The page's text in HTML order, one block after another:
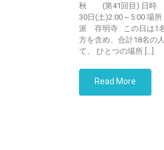
秋 (第41回目) 日時
30日(土)2:00～5:00 場
派 存明寺 この日は1
方を含め、合計18名の
て、 ひとつの場所 […]
Read More